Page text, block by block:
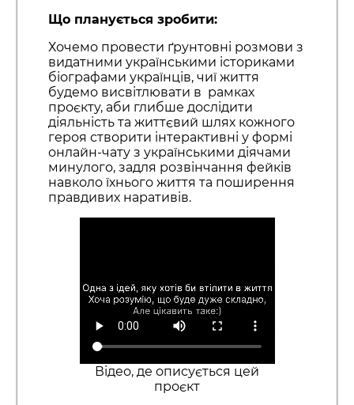
Що планується зробити:
Хочемо провести ґрунтовні розмови з
видатними українськими істориками
біографами українців, чиї життя
будемо висвітлювати в рамках
проєкту, аби глибше дослідити
діяльність та життєвий шлях кожного
героя створити інтерактивні у формі
онлайн-чату з українськими діячами
минулого, задля розвінчання фейків
навколо їхнього життя та поширення
правдивих наративів.
Відео, де описується цей
проєкт